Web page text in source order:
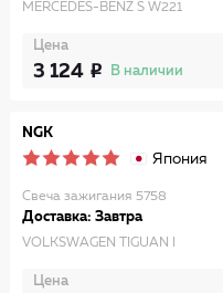
MERCEDES-BENZ S W221
Цена
3 124 В наличии
NGK
Япония
Свеча зажигания 5758
Доставка: Завтра
VOLKSWAGEN TIGUAN I
Цена